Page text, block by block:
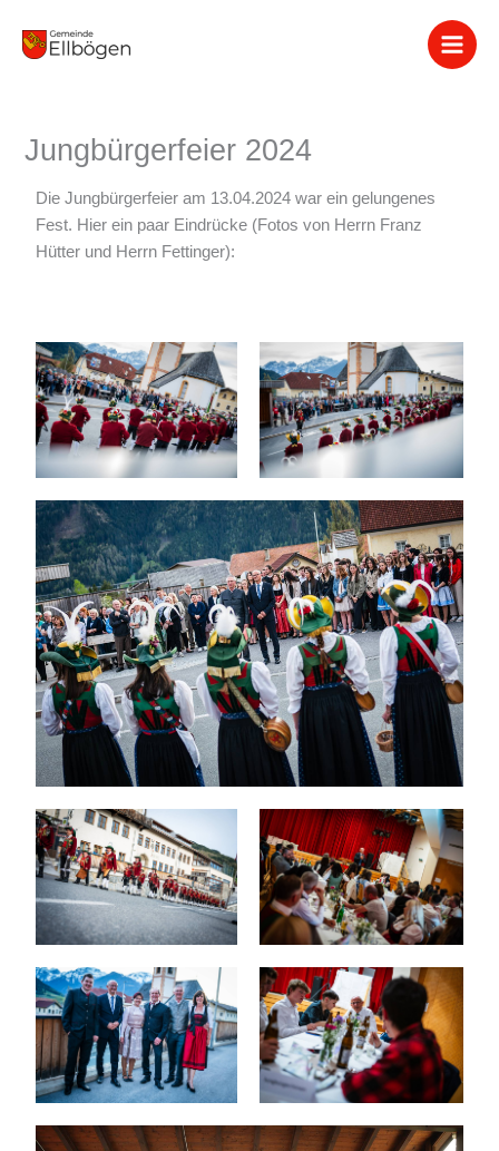
Inhalt
Jungbürgerfeier 2024
Die Jungbürgerfeier am 13.04.2024 war ein gelungenes
Fest. Hier ein paar Eindrücke (Fotos von Herrn Franz
Hütter und Herrn Fettinger):